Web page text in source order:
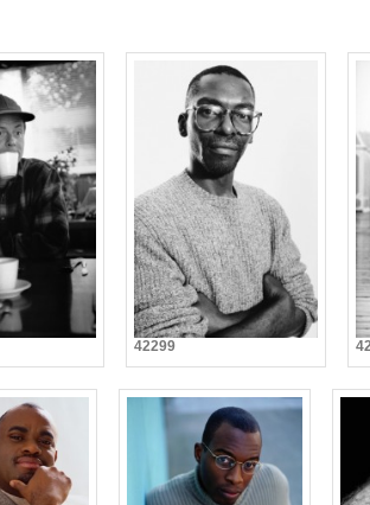
42299